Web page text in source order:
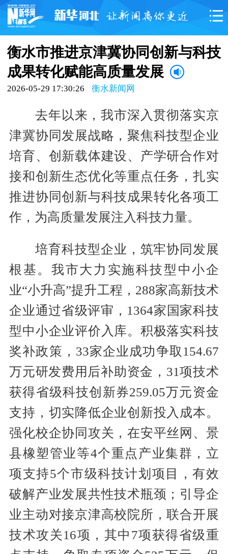
衡水市推进京津冀协同创新与科技
成果转化赋能高质量发展
2026-05-29 17:30:26 衡水新闻网
去年以来，我市深入贯彻落实京
津冀协同发展战略，聚焦科技型企业
培育、创新载体建设、产学研合作对
接和创新生态优化等重点任务，扎实
推进协同创新与科技成果转化各项工
作，为高质量发展注入科技力量。
培育科技型企业，筑牢协同发展
根基。我市大力实施科技型中小企
业“小升高”提升工程，288家高新技术
企业通过省级评审，1364家国家科技
型中小企业评价入库。积极落实科技
奖补政策，33家企业成功争取154.67
万元研发费用后补助资金，31项技术
获得省级科技创新券259.05万元资金
支持，切实降低企业创新投入成本。
强化校企协同攻关，在安平丝网、景
县橡塑管业等4个重点产业集群，立
项支持5个市级科技计划项目，有效
破解产业发展共性技术瓶颈；引导企
业主动对接京津高校院所，联合开展
技术攻关16项，其中7项获得省级重